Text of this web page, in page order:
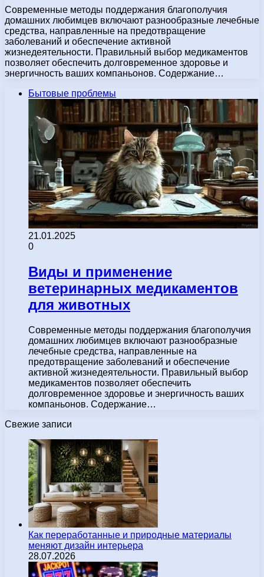
Современные методы поддержания благополучия
домашних любимцев включают разнообразные лечебные
средства, направленные на предотвращение
заболеваний и обеспечение активной
жизнедеятельности. Правильный выбор медикаментов
позволяет обеспечить долговременное здоровье и
энергичность ваших компаньонов. Содержание…
Бытовые проблемы
21.01.2025
0
Виды и применение
ветеринарных медикаментов
для животных
Современные методы поддержания благополучия
домашних любимцев включают разнообразные
лечебные средства, направленные на
предотвращение заболеваний и обеспечение
активной жизнедеятельности. Правильный выбор
медикаментов позволяет обеспечить
долговременное здоровье и энергичность ваших
компаньонов. Содержание…
Свежие записи
Как переработанные и природные материалы
меняют дизайн интерьера
28.07.2026